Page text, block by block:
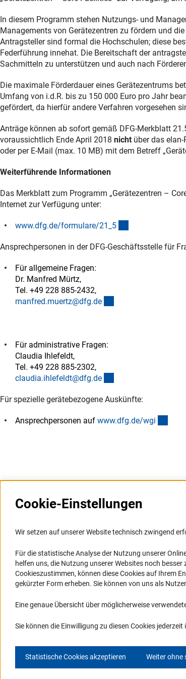
In diesem Programm stehen Nutzungs- und
Managements von Gerätezentren zu fördern und
Antragsteller sind formal die Hochschulen; diese
Federführung innehat. Die Bereitschaft der
Sachmitteln zu unterstützen und auch nach
Die maximale Förderdauer eines Gerätezentrums
Umfang von i.d.R. bis zu 150 000 Euro pro Jahr
gefördert, da hierfür andere Verfahren vorgesehen
Anträge können ab sofort gemäß DFG-Merkblatt
voraussichtlich Ende April 2018 nicht über das
oder per E-Mail (max. 10 MB) mit dem Betreff
Weiterführende Informationen
Das Merkblatt zum Programm „Gerätezentren –
Internet zur Verfügung unter:
www.dfg.de/formulare/21_ 5
Ansprechpersonen in der DFG-Geschäftsstelle für
Für allgemeine Fragen:
Dr. Manfred Mürtz,
Tel. +49 228 885-2432,
manfred.muertz@dfg.de
Für administrative Fragen:
Claudia Ihlefeldt,
Tel. +49 228 885-2302,
claudia.ihlefeldt@dfg.de
Für spezielle gerätebezogene Auskünfte:
Ansprechpersonen auf www.dfg.de/wgi
Informationssysteme
Portal Wissenschaftliche Integrität
GEPRIS
GEPRIS historisch
RIsources
FAQ
Karriere
Logo und Corporate
Vergabeverfahren
Cookie-Einstellungen
Wir setzen auf unserer Website technisch zwingend
Für die statistische Analyse der Nutzung unserer
helfen uns, die Nutzung unserer Websites noch
Cookieszustimmen, können diese Cookies auf Ihrem
gekürzter Form erheben. Sie können von uns als
Eine genaue Übersicht über möglicherweise
Sie können die Einwilligung zu diesen Cookies jederzeit
Statistische Cookies akzeptieren Weiter ohne